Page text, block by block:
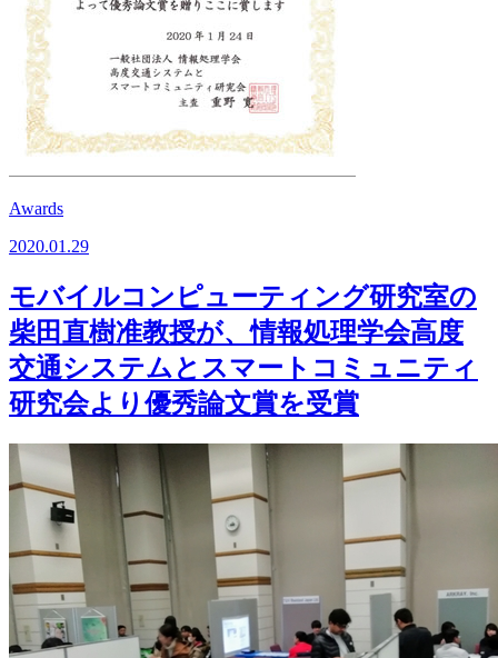
Awards
2020.01.29
モバイルコンピューティング研究室の
柴田直樹准教授が、情報処理学会高度
交通システムとスマートコミュニティ
研究会より優秀論文賞を受賞